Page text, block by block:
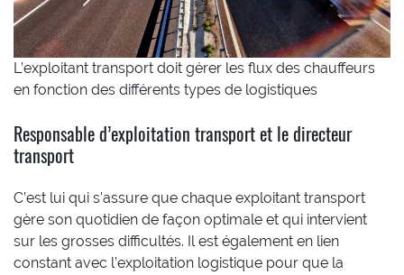
L’exploitant transport doit gérer les flux des chauffeurs
en fonction des différents types de logistiques
Responsable d’exploitation transport et le directeur
transport
C’est lui qui s’assure que chaque exploitant transport
gère son quotidien de façon optimale et qui intervient
sur les grosses difficultés. Il est également en lien
constant avec l’exploitation logistique pour que la